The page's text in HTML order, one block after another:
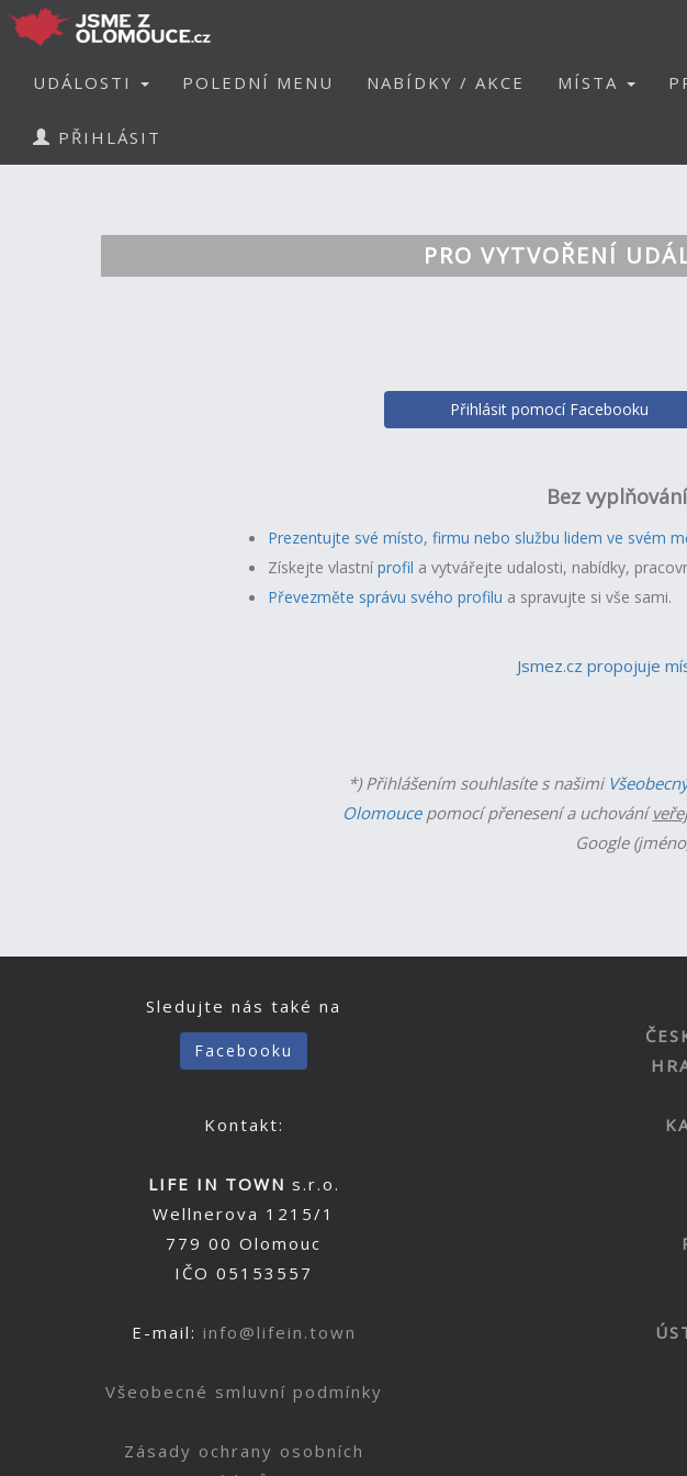
UDÁLOSTI POLEDNÍ MENU NABÍDKY / AKCE MÍSTA
PŘIHLÁSIT
PRO VYTVOŘENÍ
Přihlásit pomocí Facebooku
Bez
Prezentujte své místo, firmu nebo službu lidem ve svém
Získejte vlastní profil a vytvářejte udalosti, nabídky,
Převezměte správu svého profilu a spravujte si vše sami.
Jsmez.cz propojuje
*) Přihlášením souhlasíte s našimi
Olomoucepomocí přenesení a uchování
Google
Sledujte nás také na
Facebooku
Kontakt:
LIFE IN TOWN s.r.o.
Wellnerova 1215/1
779 00 Olomouc
IČO 05153557
E-mail: info@lifein.town
Všeobecné smluvní podmínky
Zásady ochrany osobních